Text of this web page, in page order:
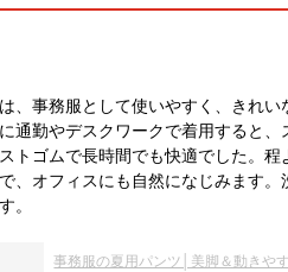
、事務服として使いやすく、きれ
通勤やデスクワークで着用すると
トゴムで長時間でも快適でした。
、オフィスにも自然になじみます
。
事務服の夏用パンツ│美脚＆動きや